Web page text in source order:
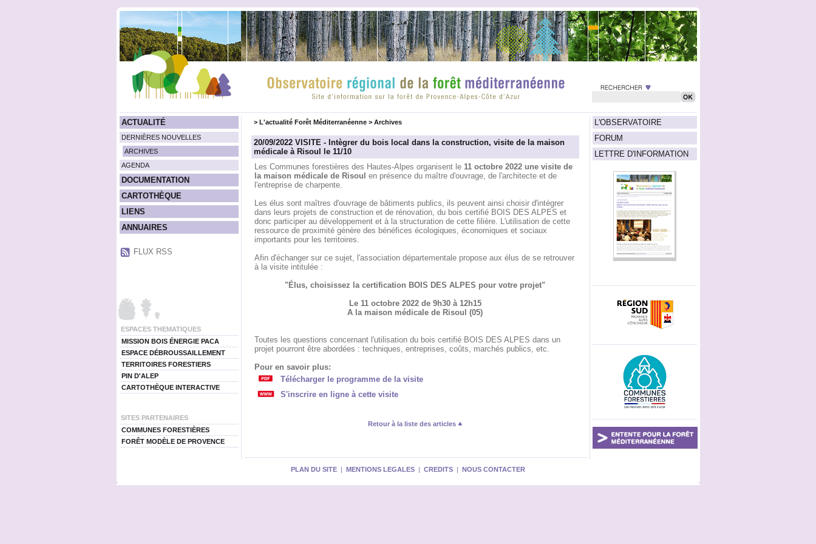
ACTUALITÉ
DERNIÈRES NOUVELLES
ARCHIVES
AGENDA
DOCUMENTATION
CARTOTHÈQUE
LIENS
ANNUAIRES
FLUX RSS
ESPACES THEMATIQUES
MISSION BOIS ÉNERGIE PACA
ESPACE DÉBROUSSAILLEMENT
TERRITOIRES FORESTIERS
PIN D'ALEP
CARTOTHÈQUE INTERACTIVE
SITES PARTENAIRES
COMMUNES FORESTIÈRES
FORÊT MODÈLE DE PROVENCE
L'OBSERVATOIRE
FORUM
LETTRE D'INFORMATION
> L'actualité Forêt Méditerranéenne> Archives
20/09/2022 VISITE - Intègrer du bois local dans la construction, visite de la maison
médicale à Risoul le 11/10
Les Communes forestières des Hautes-Alpes organisent le 11 octobre 2022 une visite de
la maison médicale de Risoul en présence du maître d'ouvrage, de l'architecte et de
l'entreprise de charpente.
Les élus sont maîtres d'ouvrage de bâtiments publics, ils peuvent ainsi choisir d'intégrer
dans leurs projets de construction et de rénovation, du bois certifié BOIS DES ALPES et
donc participer au développement et à la structuration de cette filière. L'utilisation de cette
ressource de proximité génère des bénéfices écologiques, économiques et sociaux
importants pour les territoires.
Afin d'échanger sur ce sujet, l'association départementale propose aux élus de se retrouver
à la visite intitulée :
"Élus, choisissez la certification BOIS DES ALPES pour votre projet"
Le 11 octobre 2022 de 9h30 à 12h15
A la maison médicale de Risoul (05)
Toutes les questions concernant l'utilisation du bois certifié BOIS DES ALPES dans un
projet pourront être abordées : techniques, entreprises, coûts, marchés publics, etc.
Pour en savoir plus:
Télécharger le programme de la visite
S'inscrire en ligne à cette visite
Retour à la liste des articles
PLAN DU SITE | MENTIONS LEGALES | CREDITS | NOUS CONTACTER